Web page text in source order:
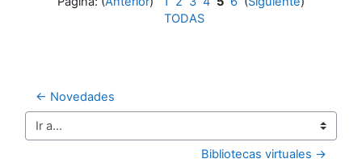
TODAS
← Novedades
Ir a...
Bibliotecas virtuales →